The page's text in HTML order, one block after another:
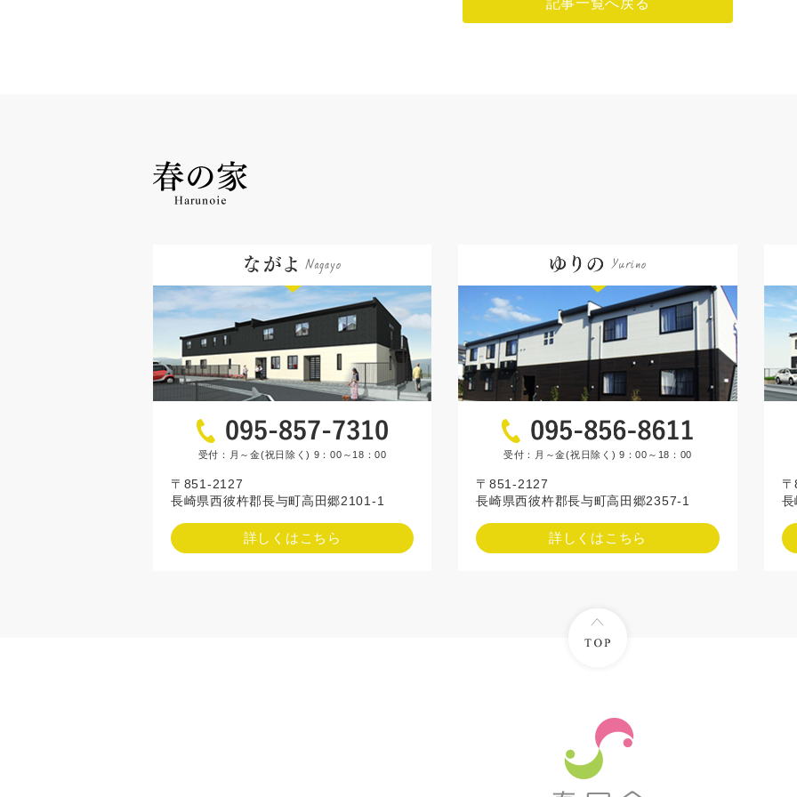
記事一覧へ戻る
受付：月～金(祝日除く) 9：00～18：00
〒851-2127
長崎県西彼杵郡長与町高田郷2101-1
詳しくはこちら
受付：月～金(祝日除く) 9：00～18：00
〒851-2127
長崎県西彼杵郡長与町高田郷2357-1
詳しくはこちら